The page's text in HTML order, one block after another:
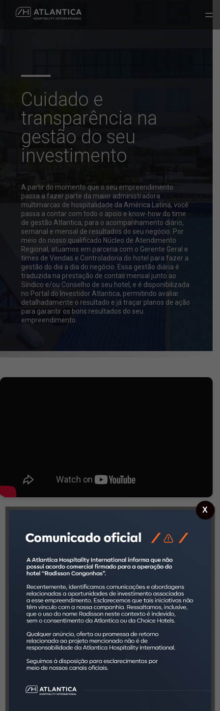
Cuidado e
transparência na
gestão do seu
investimento
A partir do momento que o seu empreendimento
passa a fazer parte da maior administradora
multimarcas de hospitalidade da América Latina, você
passa a contar com todo o apoio e know-how do time
de gestão Atlantica, para o acompanhamento diário,
semanal e mensal de resultados do seu negócio. Por
meio do nosso qualificado Núcleo de Atendimento
Regional, atuamos em parceria com o Gerente Geral e
times de Vendas e Controladoria do hotel para fazer a
gestão do dia a dia do negócio. Essa gestão diária é
traduzida na prestação de contas mensal junto ao
Síndico e/ou Conselho de seu hotel, e é disponibilizada
no Portal do Investidor Atlantica, permitindo avaliar
detalhadamente o resultado e já traçar planos de ação
para garantir os bons resultados do seu
empreendimento.
Informações disponíveis no
App Investidor Atlantica.
Além desse suporte provido pelo nosso Núcleo
de Atendimento Regional, você conta com uma
App Investidor Atlantica.
Google Play App Store
X